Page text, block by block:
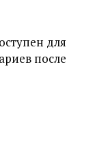
для
после